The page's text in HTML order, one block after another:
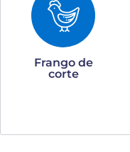
Frango de
corte